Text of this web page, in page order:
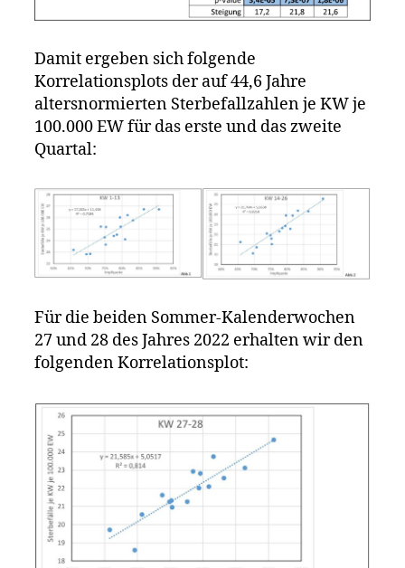
Damit ergeben sich folgende
Korrelationsplots der auf 44,6 Jahre
altersnormierten Sterbefallzahlen je KW je
100.000 EW für das erste und das zweite
Quartal:
Für die beiden Sommer-Kalenderwochen
27 und 28 des Jahres 2022 erhalten wir den
folgenden Korrelationsplot: